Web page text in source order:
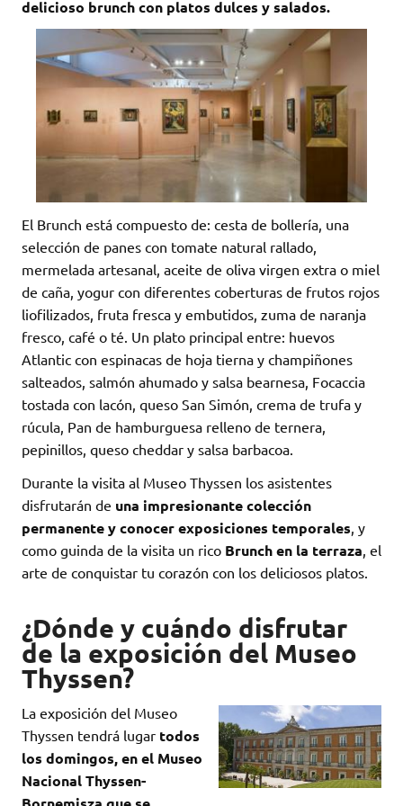
delicioso brunch con platos dulces y salados.
El Brunch está compuesto de: cesta de bollería, una
selección de panes con tomate natural rallado,
mermelada artesanal, aceite de oliva virgen extra o miel
de caña, yogur con diferentes coberturas de frutos rojos
liofilizados, fruta fresca y embutidos, zuma de naranja
fresco, café o té. Un plato principal entre: huevos
Atlantic con espinacas de hoja tierna y champiñones
salteados, salmón ahumado y salsa bearnesa, Focaccia
tostada con lacón, queso San Simón, crema de trufa y
rúcula, Pan de hamburguesa relleno de ternera,
pepinillos, queso cheddar y salsa barbacoa.
Durante la visita al Museo Thyssen los asistentes
disfrutarán de una impresionante colección
permanente y conocer exposiciones temporales, y
como guinda de la visita un rico Brunch en la terraza, el
arte de conquistar tu corazón con los deliciosos platos.
¿Dónde y cuándo disfrutar
de la exposición del Museo
Thyssen?
La exposición del Museo
Thyssen tendrá lugar todos
los domingos, en el Museo
Nacional Thyssen-